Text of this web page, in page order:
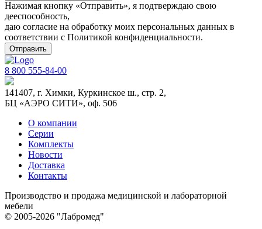
Нажимая кнопку «Отправить», я подтверждаю свою
дееспособность,
даю согласие на обработку моих персональных данных в
соответствии с Политикой конфиденциальности.
8 800 555-84-00
141407, г. Химки, Куркинское ш., стр. 2,
БЦ «АЭРО СИТИ», оф. 506
О компании
Серии
Комплекты
Новости
Доставка
Контакты
Производство и продажа медицинской и лабораторной
мебели
© 2005-2026 "Лабромед"